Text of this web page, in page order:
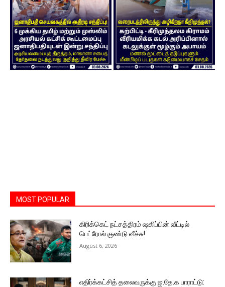
MOST POPULAR
கிரிக்கெட் நட்சத்திரம் ஷகிப்பின் வீட்டில்
பெட்ரோல் குண்டு வீச்சு!
August 6, 2026
எதிர்க்கட்சித் தலைவருக்கு ஐ.தே.க பாராட்டு: